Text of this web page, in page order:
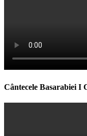
Cântecele Basarabiei I